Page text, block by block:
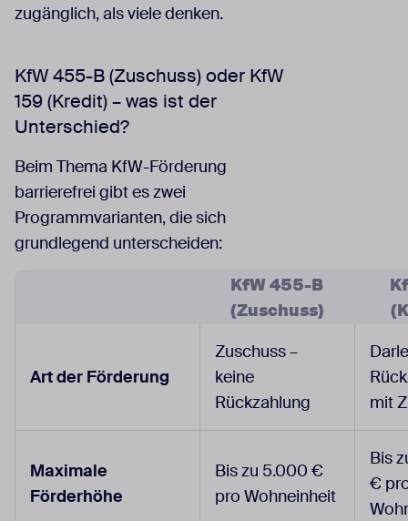
zugänglich, als viele denken.
KfW 455-B (Zuschuss) oder KfW
159 (Kredit) – was ist der
Unterschied?
Beim Thema KfW-Förderung
barrierefrei gibt es zwei
Programmvarianten, die sich
grundlegend unterscheiden:
KfW 455-B
(Zuschuss)
Art der Förderung
Zuschuss –
keine
Rückzahlung
mit
Maximale
Förderhöhe
Bis zu 5.000 €
pro Wohneinheit
Bis
€